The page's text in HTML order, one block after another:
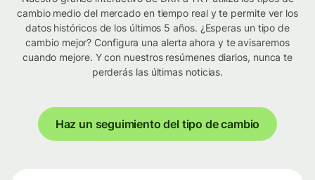
cambio medio del mercado en tiempo real y te permite ver los
datos históricos de los últimos 5 años. ¿Esperas un tipo de
cambio mejor? Configura una alerta ahora y te avisaremos
cuando mejore. Y con nuestros resúmenes diarios, nunca te
perderás las últimas noticias.
Haz un seguimiento del tipo de cambio